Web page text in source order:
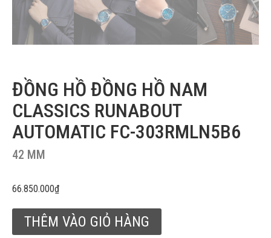
ĐỒNG HỒ ĐỒNG HỒ NAM
CLASSICS RUNABOUT
AUTOMATIC FC-303RMLN5B6
42 MM
66.850.000₫
THÊM VÀO GIỎ HÀNG